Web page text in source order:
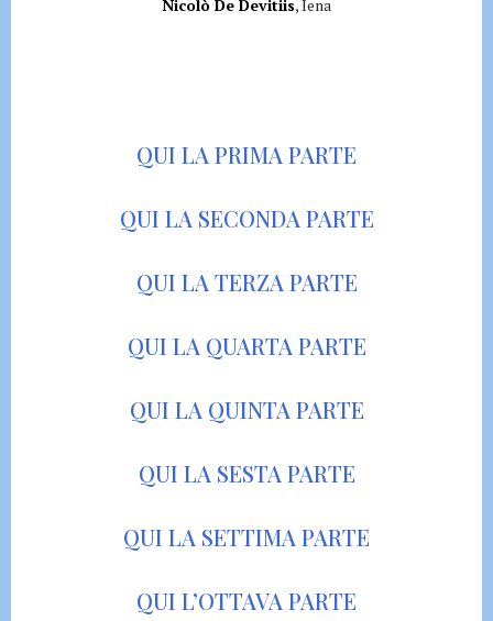
Nicolò De Devitiis, Iena
QUI LA PRIMA PARTE
QUI LA SECONDA PARTE
QUI LA TERZA PARTE
QUI LA QUARTA PARTE
QUI LA QUINTA PARTE
QUI LA SESTA PARTE
QUI LA SETTIMA PARTE
QUI L’OTTAVA PARTE